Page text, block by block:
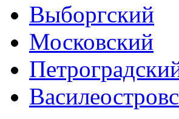
Выборгский
Московский